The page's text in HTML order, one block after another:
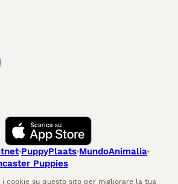
PuppyPlaats MundoAnimalia
Puppies
i cookie su questo sito per migliorare la tua